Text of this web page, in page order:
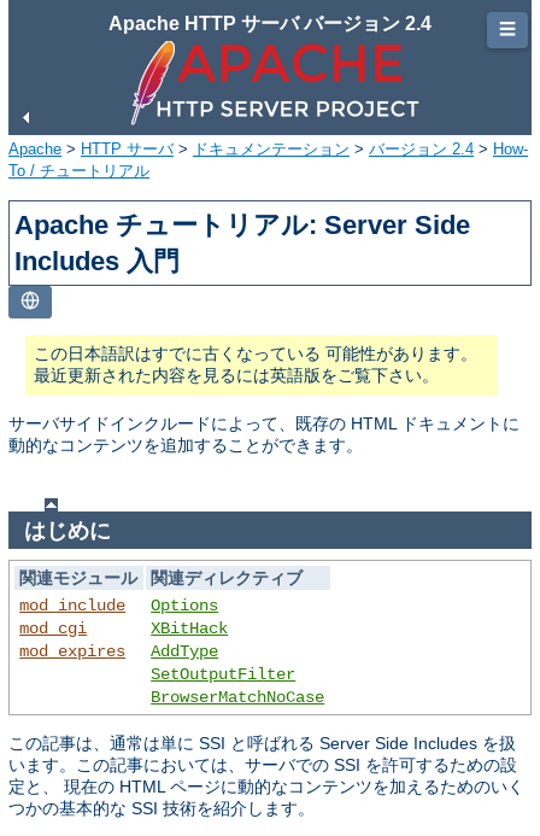
Apache HTTP サーバ バージョン 2.4
Apache > HTTP サーバ> ドキュメンテーション > バージョン 2.4 > How-
To / チュートリアル
Apache チュートリアル: Server Side
Includes 入門
この日本語訳はすでに古くなっている 可能性があります。
最近更新された内容を見るには英語版をご覧下さい。
サーバサイドインクルードによって、既存の HTML ドキュメントに
動的なコンテンツを追加することができます。
はじめに
関連モジュール
関連ディレクティブ
mod_include
mod_cgi
mod_expires
Options
XBitHack
AddType
SetOutputFilter
BrowserMatchNoCase
この記事は、通常は単に SSI と呼ばれる Server Side Includes を扱
います。この記事においては、サーバでの SSI を許可するための設
定と、 現在の HTML ページに動的なコンテンツを加えるためのいく
つかの基本的な SSI 技術を紹介します。
☰